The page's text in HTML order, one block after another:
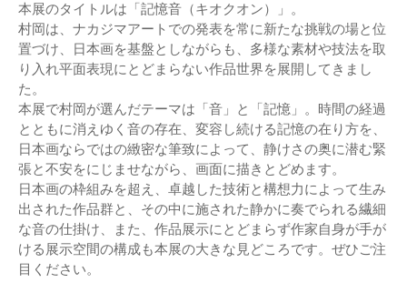
本展のタイトルは「記憶音（キオクオン）」。
村岡は、ナカジマアートでの発表を常に新たな挑戦の場と位
置づけ、日本画を基盤としながらも、多様な素材や技法を取
り入れ平面表現にとどまらない作品世界を展開してきまし
た。
本展で村岡が選んだテーマは「音」と「記憶」。時間の経過
とともに消えゆく音の存在、変容し続ける記憶の在り方を、
日本画ならではの緻密な筆致によって、静けさの奥に潜む緊
張と不安をにじませながら、画面に描きとどめます。
日本画の枠組みを超え、卓越した技術と構想力によって生み
出された作品群と、その中に施された静かに奏でられる繊細
な音の仕掛け、また、作品展示にとどまらず作家自身が手が
ける展示空間の構成も本展の大きな見どころです。ぜひご注
目ください。